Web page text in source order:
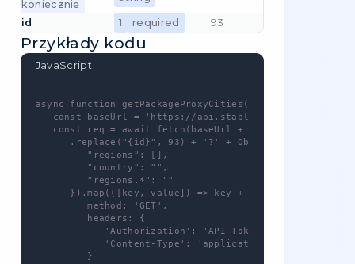
const req = await fetch(baseUrl + '/
.replace("{id}", 97) + '?' +
         "with-hidden": false,
         "countries[UA]": 10,
         "per-page": 40,
         "page": 94,
         "sort-by": "",
         "sort-order": "asc",
         "countries.*[UA]": 10,
         "countries.*[PL]": 20
}).map(([key, value]) => key + "=" +
         method: 'GET',
         headers: {
'Authorization': 'API-Token